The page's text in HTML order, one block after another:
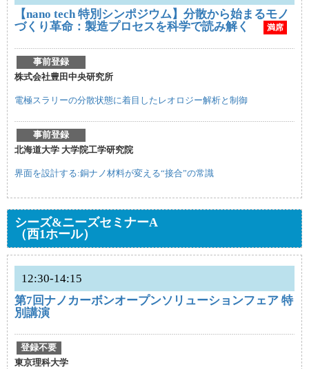
【nano tech 特別シンポジウム】分散から始まるモノ
づくり革命：製造プロセスを科学で読み解く
満席
事前登録
株式会社豊田中央研究所
電極スラリーの分散状態に着目したレオロジー解析と制御
事前登録
北海道大学 大学院工学研究院
界面を設計する:銅ナノ材料が変える“接合”の常識
シーズ&ニーズセミナーA
（西1ホール）
12:30-14:15
第7回ナノカーボンオープンソリューションフェア 特
別講演
登録不要
東京理科大学